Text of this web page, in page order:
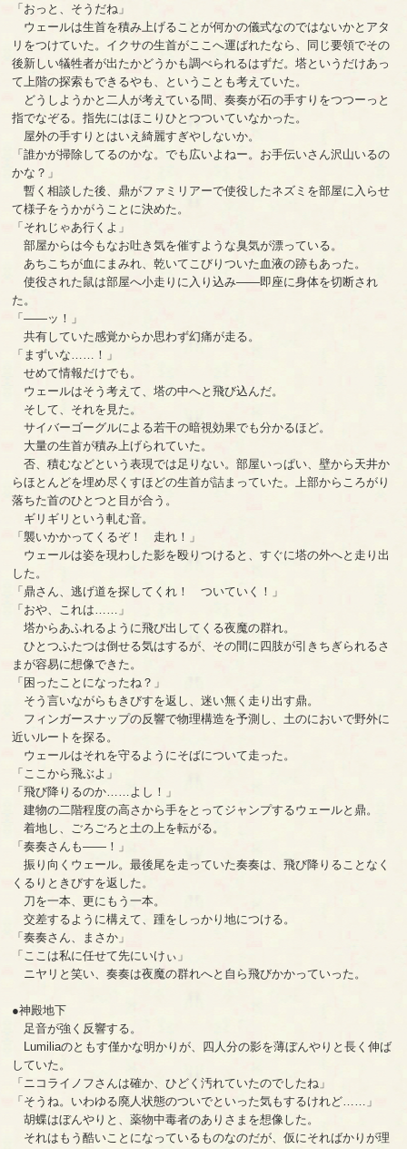
「おっと、そうだね」
ウェールは生首を積み上げることが何かの儀式なのではないかとアタ
リをつけていた。イクサの生首がここへ運ばれたなら、同じ要領でその
後新しい犠牲者が出たかどうかも調べられるはずだ。塔というだけあっ
て上階の探索もできるやも、ということも考えていた。
どうしようかと二人が考えている間、奏奏が石の手すりをつつーっと
指でなぞる。指先にはほこりひとつついていなかった。
屋外の手すりとはいえ綺麗すぎやしないか。
「誰かが掃除してるのかな。でも広いよねー。お手伝いさん沢山いるの
かな？」
暫く相談した後、鼎がファミリアーで使役したネズミを部屋に入らせ
て様子をうかがうことに決めた。
「それじゃあ行くよ」
部屋からは今もなお吐き気を催すような臭気が漂っている。
あちこちが血にまみれ、乾いてこびりついた血液の跡もあった。
使役された鼠は部屋へ小走りに入り込み――即座に身体を切断され
た。
「――ッ！」
共有していた感覚からか思わず幻痛が走る。
「まずいな……！」
せめて情報だけでも。
ウェールはそう考えて、塔の中へと飛び込んだ。
そして、それを見た。
サイバーゴーグルによる若干の暗視効果でも分かるほど。
大量の生首が積み上げられていた。
否、積むなどという表現では足りない。部屋いっぱい、壁から天井か
らほとんどを埋め尽くすほどの生首が詰まっていた。上部からころがり
落ちた首のひとつと目が合う。
ギリギリという軋む音。
「襲いかかってくるぞ！ 走れ！」
ウェールは姿を現わした影を殴りつけると、すぐに塔の外へと走り出
した。
「鼎さん、逃げ道を探してくれ！ ついていく！」
「おや、これは……」
塔からあふれるように飛び出してくる夜魔の群れ。
ひとつふたつは倒せる気はするが、その間に四肢が引きちぎられるさ
まが容易に想像できた。
「困ったことになったね？」
そう言いながらもきびすを返し、迷い無く走り出す鼎。
フィンガースナップの反響で物理構造を予測し、土のにおいで野外に
近いルートを探る。
ウェールはそれを守るようにそばについて走った。
「ここから飛ぶよ」
「飛び降りるのか……よし！」
建物の二階程度の高さから手をとってジャンプするウェールと鼎。
着地し、ごろごろと土の上を転がる。
「奏奏さんも――！」
振り向くウェール。最後尾を走っていた奏奏は、飛び降りることなく
くるりときびすを返した。
刀を一本、更にもう一本。
交差するように構えて、踵をしっかり地につける。
「奏奏さん、まさか」
「ここは私に任せて先にいけぃ」
ニヤリと笑い、奏奏は夜魔の群れへと自ら飛びかかっていった。
●神殿地下
足音が強く反響する。
Lumiliaのともす僅かな明かりが、四人分の影を薄ぼんやりと長く伸ば
していた。
「ニコライノフさんは確か、ひどく汚れていたのでしたね」
「そうね。いわゆる廃人状態のついでといった気もするけれど……」
胡蝶はぼんやりと、薬物中毒者のありさまを想像した。
それはもう酷いことになっているものなのだが、仮にそればかりが理